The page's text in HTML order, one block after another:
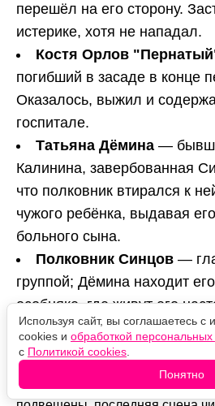
перешёл на его сторону.
истерике, хотя не нападал.
Костя Орлов
погибший в засаде в конце
Оказалось, выжил и
госпитале.
Татьяна Дёмина —
Калинина, завербованная
что полковник втирался к
чужого ребёнка, выдавая
больного сына.
Полковник Синцов —
группой; Дёмина находит
особняке, где живут его
Почему финал так злит
Потому что это по сути не
Сюжетные линии оборваны,
Используя сайт, вы соглашаетесь
cookies и обработкой
с Политикой cookies
Понятно